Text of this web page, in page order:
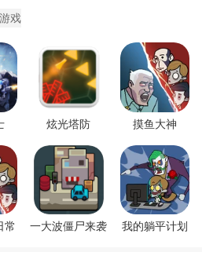
戏
炫光塔防 摸鱼大神
常 一大波僵尸来袭 我的躺平计划